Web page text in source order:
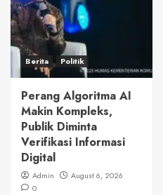
Berita Politik
Perang Algoritma AI
Makin Kompleks,
Publik Diminta
Verifikasi Informasi
Digital
Admin
August 6, 2026
0